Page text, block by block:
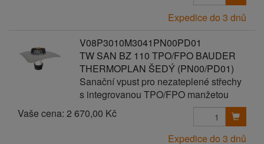
Expedice do 3 dnů
V08P3010M3041PN00PD01
TW SAN BZ 110 TPO/FPO BAUDER
THERMOPLAN ŠEDÝ (PN00/PD01)
Sanační vpust pro nezateplené střechy
s integrovanou TPO/FPO manžetou
Vaše cena: 2 670,00 Kč
Expedice do 3 dnů